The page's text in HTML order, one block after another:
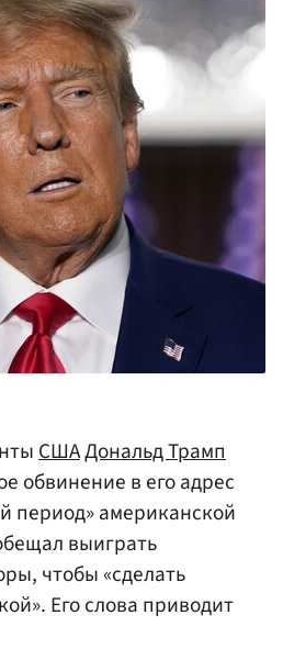
СШАДональд Трамп
обвинение в его адрес
период» американской
выиграть
чтобы «сделать
Его слова приводит